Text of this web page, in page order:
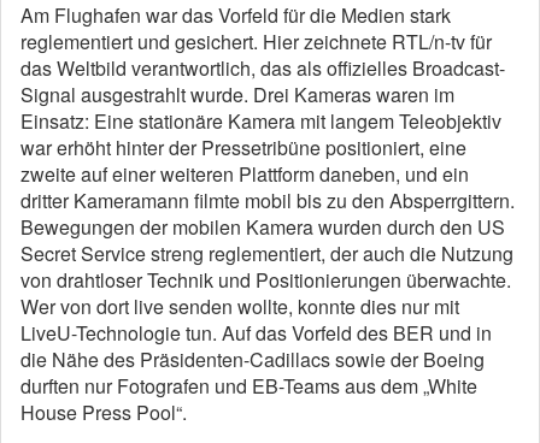
Am Flughafen war das Vorfeld für die Medien stark
reglementiert und gesichert. Hier zeichnete RTL/n-tv für
das Weltbild verantwortlich, das als offizielles Broadcast-
Signal ausgestrahlt wurde. Drei Kameras waren im
Einsatz: Eine stationäre Kamera mit langem Teleobjektiv
war erhöht hinter der Pressetribüne positioniert, eine
zweite auf einer weiteren Plattform daneben, und ein
dritter Kameramann filmte mobil bis zu den Absperrgittern.
Bewegungen der mobilen Kamera wurden durch den US
Secret Service streng reglementiert, der auch die Nutzung
von drahtloser Technik und Positionierungen überwachte.
Wer von dort live senden wollte, konnte dies nur mit
LiveU-Technologie tun. Auf das Vorfeld des BER und in
die Nähe des Präsidenten-Cadillacs sowie der Boeing
durften nur Fotografen und EB-Teams aus dem „White
House Press Pool“.